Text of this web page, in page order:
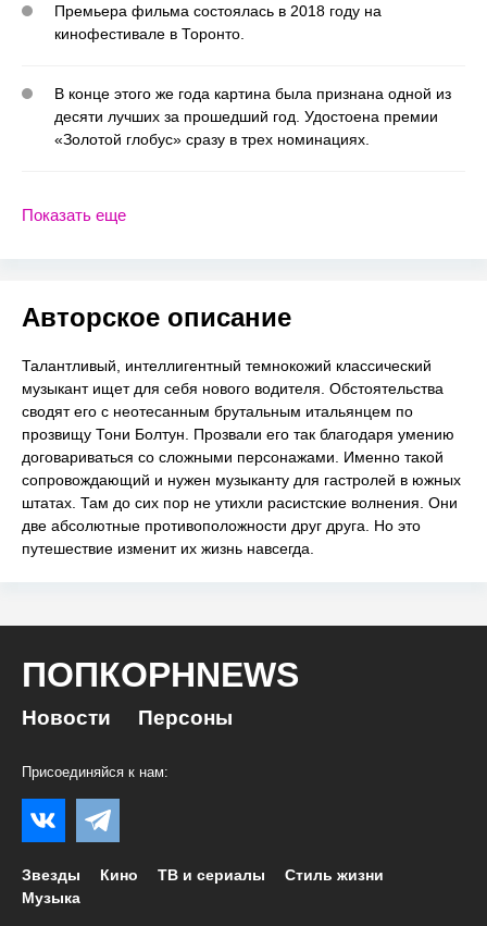
Премьера фильма состоялась в 2018 году на
кинофестивале в Торонто.
В конце этого же года картина была признана одной из
десяти лучших за прошедший год. Удостоена премии
«Золотой глобус» сразу в трех номинациях.
Показать еще
Авторское описание
Талантливый, интеллигентный темнокожий классический
музыкант ищет для себя нового водителя. Обстоятельства
сводят его с неотесанным брутальным итальянцем по
прозвищу Тони Болтун. Прозвали его так благодаря умению
договариваться со сложными персонажами. Именно такой
сопровождающий и нужен музыканту для гастролей в южных
штатах. Там до сих пор не утихли расистские волнения. Они
две абсолютные противоположности друг друга. Но это
путешествие изменит их жизнь навсегда.
ПОПКОРНNEWS
Новости Персоны
Присоединяйся к нам:
Звезды Кино ТВ и сериалы
Стиль жизни
Музыка